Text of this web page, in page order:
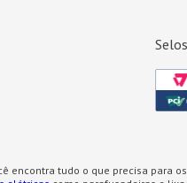
encontra tudo o que precisa para